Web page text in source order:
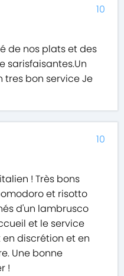
de nos plats et des
sarisfaisantes.Un
tres bon service Je
10
! Très bons
et risotto
d'un lambrusco
et le service
discrétion et en
Une bonne
!
10